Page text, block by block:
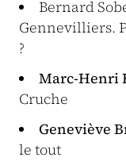
Bernard
Gennevilliers.
?
Marc-Henri
Cruche
Geneviève
le tout